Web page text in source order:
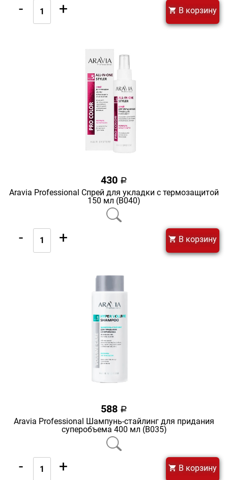
- + В корзину
430 a
Aravia Professional Спрей для укладки с термозащитой
150 мл (В040)
- + В корзину
588 a
Aravia Professional Шампунь-стайлинг для придания
суперобъема 400 мл (В035)
- + В корзину